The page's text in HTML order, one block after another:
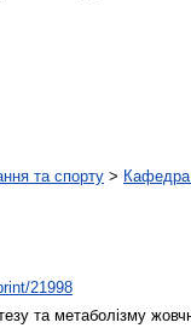
та спорту > Кафедра
21998
та метаболізму